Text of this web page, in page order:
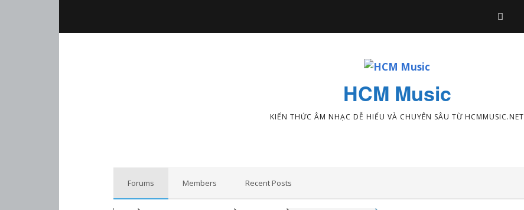
HCM Music
KIẾN THỨC ÂM NHẠC DỄ HIỂU VÀ CHUYÊN SÂU TỪ HCMMUSIC.NET
Forums Members Recent Posts